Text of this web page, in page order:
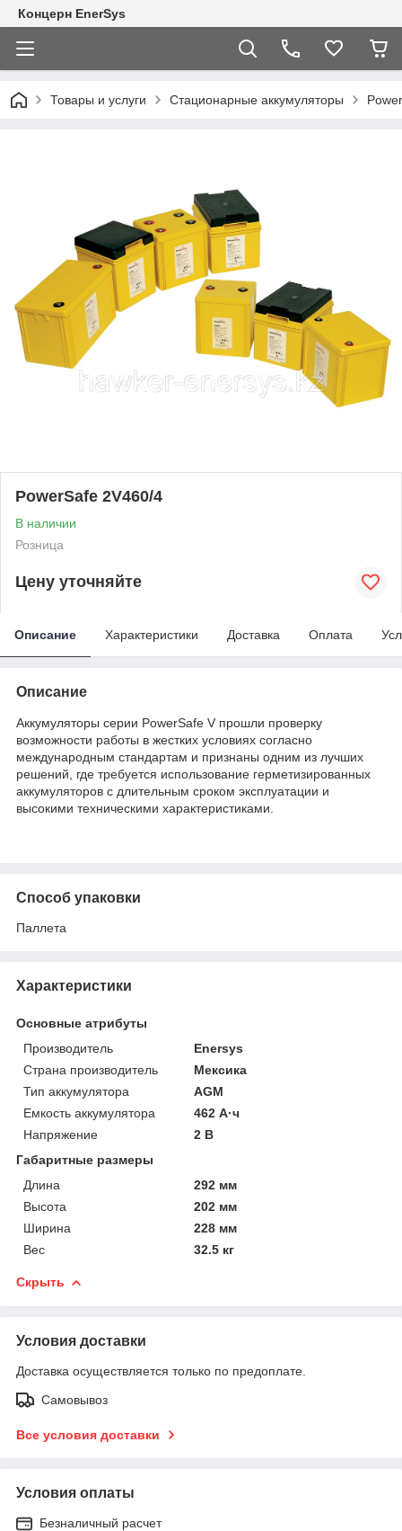
Концерн EnerSys
Товары и услуги Стационарные аккумуляторы
PowerSafe 2V460/4
В наличии
Розница
Цену уточняйте
Описание Характеристики Доставка Оплата
Описание
Аккумуляторы серии PowerSafe V прошли проверку
возможности работы в жестких условиях согласно
международным стандартам и признаны одним из лучших
решений, где требуется использование герметизированных
аккумуляторов с длительным сроком эксплуатации и
высокими техническими характеристиками.
Способ упаковки
Паллета
Характеристики
Основные атрибуты
Производитель
Enersys
Страна производитель
Мексика
Тип аккумулятора
AGM
Емкость аккумулятора
462 А·ч
Напряжение
2 В
Габаритные размеры
Длина
292 мм
Высота
202 мм
Ширина
228 мм
Вес
32.5 кг
Скрыть
Условия доставки
Доставка осуществляется только по предоплате.
Самовывоз
Все условия доставки
Условия оплаты
Безналичный расчет